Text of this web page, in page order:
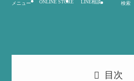
メニュー ONLINE STORE LINE相談 検索
目次